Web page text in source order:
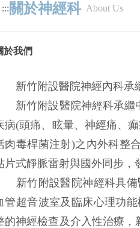
::: 關於神經科 About Us
於我們
竹附設醫院神經內科承繼
竹附設醫院神經科承繼中
病(頭痛、眩暈、神經痛、
肉毒桿菌注射)之內外科整
片式靜脈雷射與國外同步，
竹附設醫院神經科具備醫
管超音波室及臨床心理功
的神經檢查及介入性治療